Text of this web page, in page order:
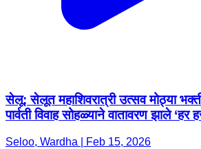
सेलू: सेलूत महाशिवरात्री उत्सव मोठ्या
पार्वती विवाह सोहळ्याने वातावरण झाले ‘हर
Seloo, Wardha | Feb 15, 2026